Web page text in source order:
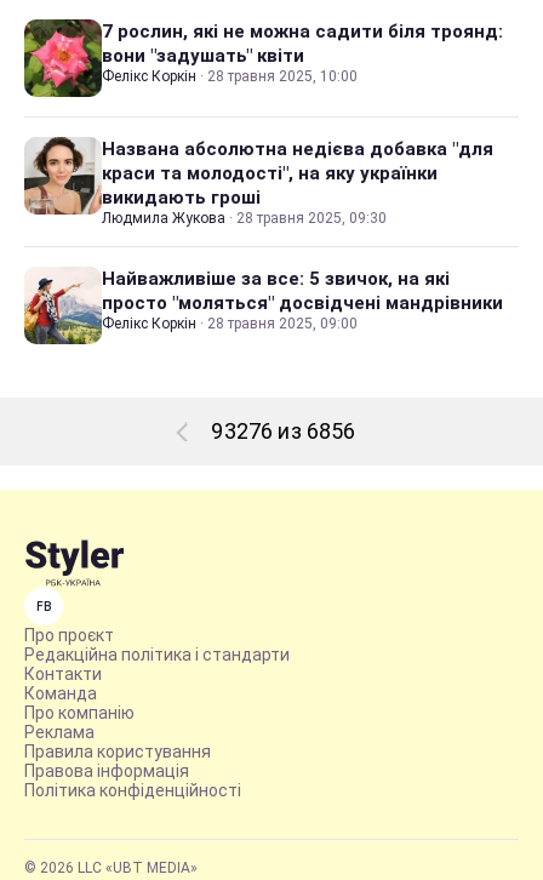
7 рослин, які не можна садити біля троянд:
вони "задушать" квіти
Фелікс Коркін · 28 травня 2025, 10:00
Названа абсолютна недієва добавка "для
краси та молодості", на яку українки
викидають гроші
Людмила Жукова · 28 травня 2025, 09:30
Найважливіше за все: 5 звичок, на які
просто "моляться" досвідчені мандрівники
Фелікс Коркін · 28 травня 2025, 09:00
93276 из 6856
FB
Про проєкт
Редакційна політика і стандарти
Контакти
Команда
Про компанію
Реклама
Правила користування
Правова інформація
Політика конфіденційності
© 2026 LLC «UBT MEDIA»